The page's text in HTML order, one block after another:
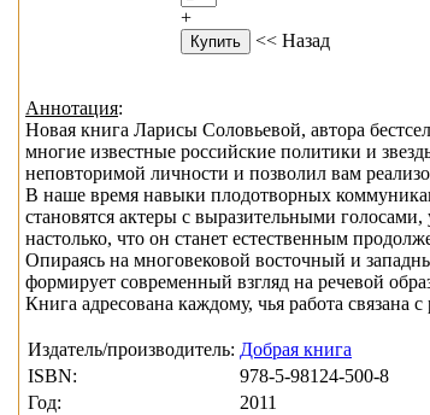
+
<< Назад
Аннотация:
Новая книга Ларисы Соловьевой, автора
многие известные российские политики и
неповторимой личности и позволил вам
В наше время навыки плодотворных
становятся актеры с выразительными
настолько, что он станет естественным
Опираясь на многовековой восточный и
формирует современный взгляд на речевой
Книга адресована каждому, чья работа
Издатель/производитель: Добрая книга
ISBN:
978-5-98124-500-8
Год:
2011